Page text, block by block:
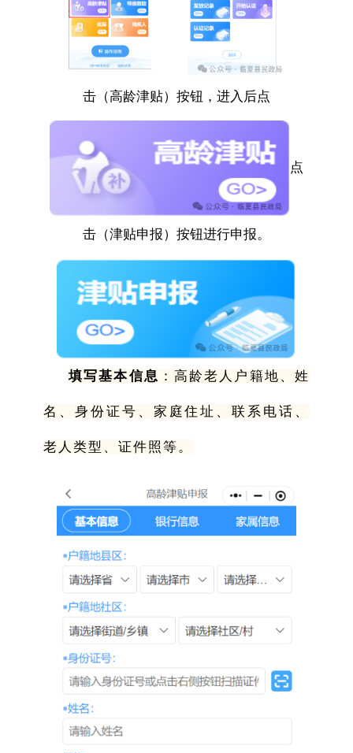
击（高龄津贴）按钮，进入后点
点
击（津贴申报）按钮进行申报。
填写基本信息 ：高龄老人户籍地、姓
名、身份证号、家庭住址、联系电话、
老人类型、证件照等。